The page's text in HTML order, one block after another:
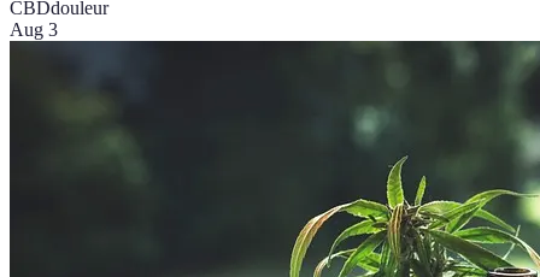
CBDdouleur
Aug 3